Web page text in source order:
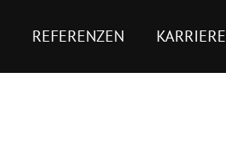
REFERENZEN KARRIERE